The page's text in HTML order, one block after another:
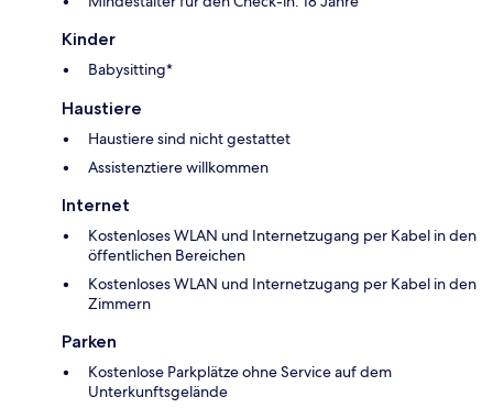
Kinder
Babysitting*
Haustiere
Haustiere sind nicht gestattet
Assistenztiere willkommen
Internet
Kostenloses WLAN und Internetzugang per Kabel in den
öffentlichen Bereichen
Kostenloses WLAN und Internetzugang per Kabel in den
Zimmern
Parken
Kostenlose Parkplätze ohne Service auf dem
Unterkunftsgelände